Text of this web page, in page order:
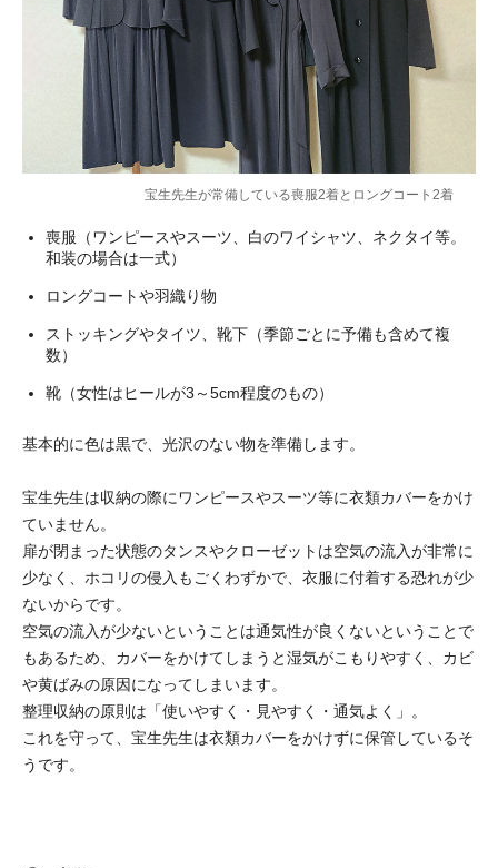
宝生先生が常備している喪服2着とロングコート2着
喪服（ワンピースやスーツ、白のワイシャツ、ネクタイ等。
和装の場合は一式）
ロングコートや羽織り物
ストッキングやタイツ、靴下（季節ごとに予備も含めて複
数）
靴（女性はヒールが3～5cm程度のもの）
基本的に色は黒で、光沢のない物を準備します。
宝生先生は収納の際にワンピースやスーツ等に衣類カバーをかけ
ていません。
扉が閉まった状態のタンスやクローゼットは空気の流入が非常に
少なく、ホコリの侵入もごくわずかで、衣服に付着する恐れが少
ないからです。
空気の流入が少ないということは通気性が良くないということで
もあるため、カバーをかけてしまうと湿気がこもりやすく、カビ
や黄ばみの原因になってしまいます。
整理収納の原則は「使いやすく・見やすく・通気よく」。
これを守って、宝生先生は衣類カバーをかけずに保管しているそ
うです。